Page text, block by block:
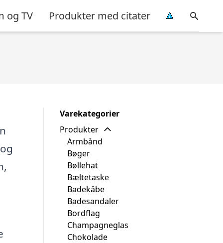
og TV Produkter med citater
Varekategorier
Produkter
Armbånd
Bøger
Bøllehat
Bæltetaske
Badekåbe
Badesandaler
Bordflag
Champagneglas
Chokolade